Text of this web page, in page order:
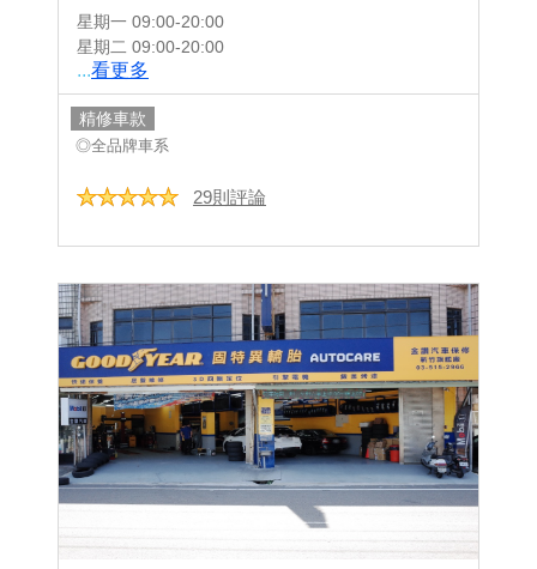
星期一 09:00-20:00
星期二 09:00-20:00
...看更多
精修車款
◎全品牌車系
29則評論